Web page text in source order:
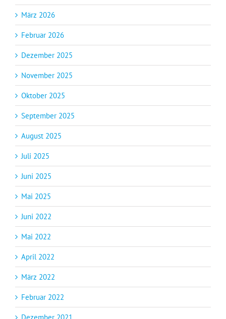
März 2026
Februar 2026
Dezember 2025
November 2025
Oktober 2025
September 2025
August 2025
Juli 2025
Juni 2025
Mai 2025
Juni 2022
Mai 2022
April 2022
März 2022
Februar 2022
Dezember 2021